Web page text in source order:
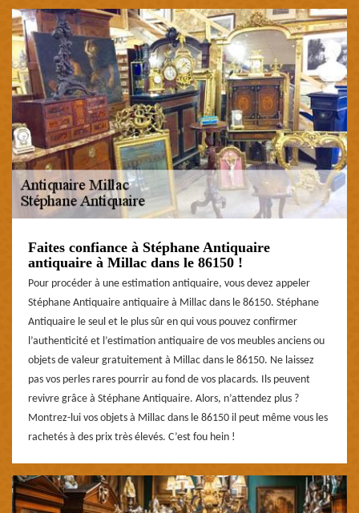
Faites confiance à Stéphane Antiquaire
antiquaire à Millac dans le 86150 !
Pour procéder à une estimation antiquaire, vous devez appeler
Stéphane Antiquaire antiquaire à Millac dans le 86150. Stéphane
Antiquaire le seul et le plus sûr en qui vous pouvez confirmer
l’authenticité et l’estimation antiquaire de vos meubles anciens ou
objets de valeur gratuitement à Millac dans le 86150. Ne laissez
pas vos perles rares pourrir au fond de vos placards. Ils peuvent
revivre grâce à Stéphane Antiquaire. Alors, n’attendez plus ?
Montrez-lui vos objets à Millac dans le 86150 il peut même vous les
rachetés à des prix très élevés. C’est fou hein !